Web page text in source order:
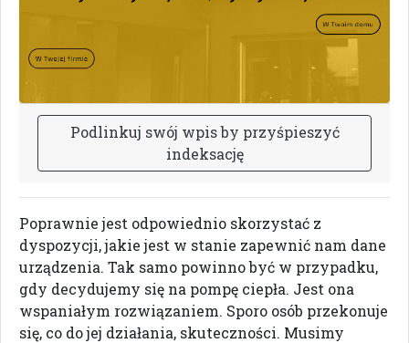
Podlinkuj swój wpisby przyśpieszyć
indeksację
Poprawnie jest odpowiednio skorzystać z
dyspozycji, jakie jest w stanie zapewnić nam dane
urządzenia. Tak samo powinno być w przypadku,
gdy decydujemy się na pompę ciepła. Jest ona
wspaniałym rozwiązaniem. Sporo osób przekonuje
się, co do jej działania, skuteczności. Musimy